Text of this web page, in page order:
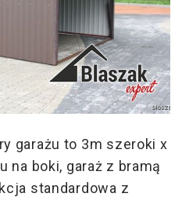
garażu to 3m szeroki x
na boki, garaż z bramą
standardowa z